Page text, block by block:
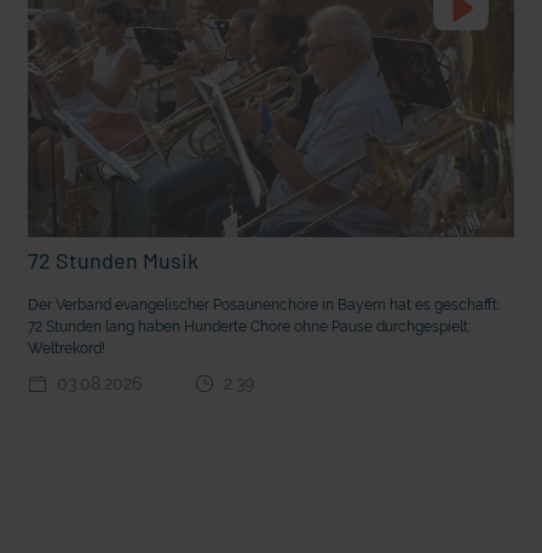
deutsche Sprache? Vorhang auf für Kinderzirkus Giovanni
72 Stunden Musik
Der Verband evangelischer Posaunenchöre in Bayern hat es geschafft:
72 Stunden lang haben Hunderte Chöre ohne Pause durchgespielt:
Weltrekord!
03.08.2026 2:39